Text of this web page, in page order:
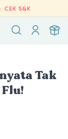
CEK S&K
Tak